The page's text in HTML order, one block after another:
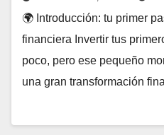
🌍 Introducción: tu primer
financiera Invertir tus
poco, pero ese pequeño
una gran transformación